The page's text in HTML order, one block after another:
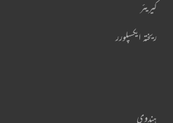
کیریئر
ریختہ ایکسپلورر
ہندوی